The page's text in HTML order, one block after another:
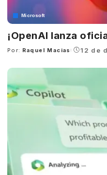
Microsoft
¡OpenAI lanza
Posted
Por: Raquel Macias 12 de